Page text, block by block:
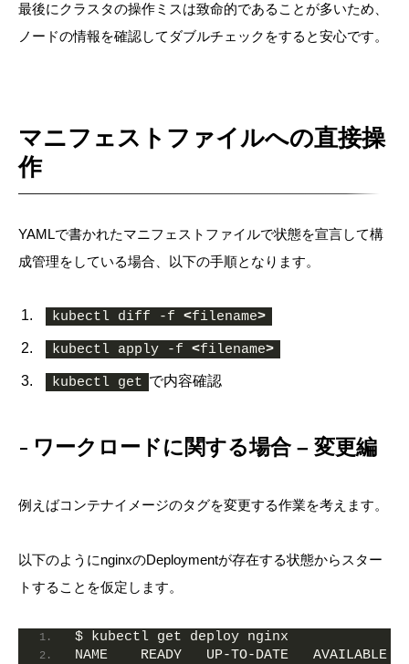
最後にクラスタの操作ミスは致命的であることが多いため、
ノードの情報を確認してダブルチェックをすると安心です。
マニフェストファイルへの直接操
作
YAMLで書かれたマニフェストファイルで状態を宣言して構
成管理をしている場合、以下の手順となります。
kubectl diff -f <filename>
kubectl apply -f <filename>
kubectl get で内容確認
ワークロードに関する場合 – 変更編
例えばコンテナイメージのタグを変更する作業を考えます。
以下のようにnginxのDeploymentが存在する状態からスター
トすることを仮定します。
$ kubectl get deploy nginx
NAME    READY   UP-TO-DATE   AVAILABLE